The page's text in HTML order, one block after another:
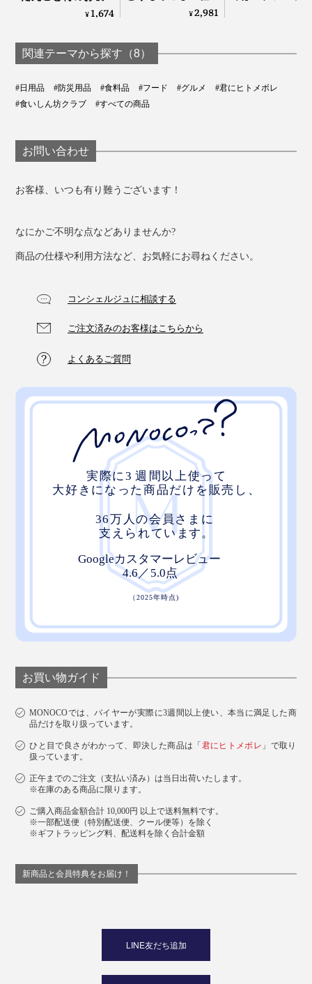
めの添加物は不要。軽くて持ち運びやすく、医薬品から
ーズドライ専門の食品会社『コスモス食品』のオリジナ
す。
最先端の技術とおいしさへの探究心で、「しあわせいっ
ぱいおみそ汁」も毎年アップデート。進化の歩みを止め
ることはありません。
物10食入り｜コスモ
¥1,674
すりつぶして、丸っ
ーンポタージュ」｜
GENSEN｜コスモス
¥2,981
関連テーマから探す（8）
#日用品 #防災用品 #食料品 #フード #グルメ
#君にヒトメボレ
#食いしん坊クラブ
#すべての商品
お問い合わせ
お客様、いつも有り難うございます！
なにかご不明な点などありませんか?
商品の仕様や利用方法など、お気軽にお尋ねください。
コンシェルジュに相談する
ご注文済みのお客様はこちらから
よくあるご質問
お買い物ガイド
MONOCOでは、バイヤーが実際に3週間以上使い、本当に満足した商
品だけを取り扱っています。
ひと目で良さがわかって、即決した商品は「 君にヒトメボレ 」で取り
扱っています。
正午までのご注文（支払い済み）は当日出荷いたします。
※在庫のある商品に限ります。
ご購入商品金額合計 10,000円 以上で送料無料です。
※一部配送便（特別配送便、クール便等）を除く
※ギフトラッピング料、配送料を除く合計金額
新商品と会員特典をお届け！
LINE友だち追加